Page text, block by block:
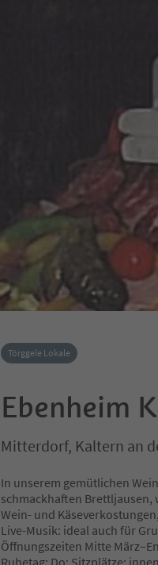
Törggele Lokale
Ebenheim
Mitterdorf, Kaltern an
In unserem gemütlichen
schmackhaften Brettljausen,
Wein- und
Live-Musik: ideal auch für
Öffnungszeiten Mitte
Ruhetag: Do; Sitzplätze: